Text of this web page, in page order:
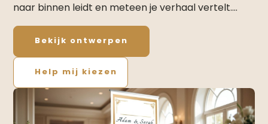
naar binnen leidt en meteen je verhaal vertelt.…
Bekijk ontwerpen
Help mij kiezen